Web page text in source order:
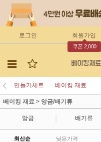
로그인 회원가입
쿠폰 2,000
만들기세트 베이킹 재료
베이킹 재료 > 앙금/배기류
앙금 배기류
최신순 낮은가격